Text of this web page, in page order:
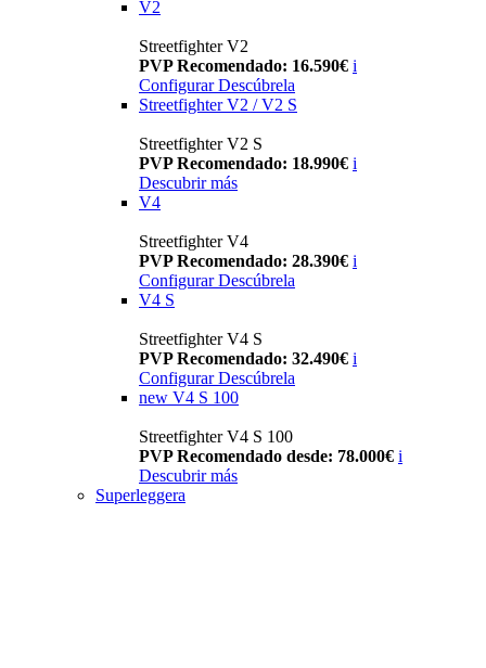
V2
Streetfighter V2
PVP Recomendado: 16.590€ i
Configurar Descúbrela
Streetfighter V2 / V2 S
Streetfighter V2 S
PVP Recomendado: 18.990€ i
Descubrir más
V4
Streetfighter V4
PVP Recomendado: 28.390€ i
Configurar Descúbrela
V4 S
Streetfighter V4 S
PVP Recomendado: 32.490€ i
Configurar Descúbrela
new V4 S 100
Streetfighter V4 S 100
PVP Recomendado desde: 78.000€ i
Descubrir más
Superleggera